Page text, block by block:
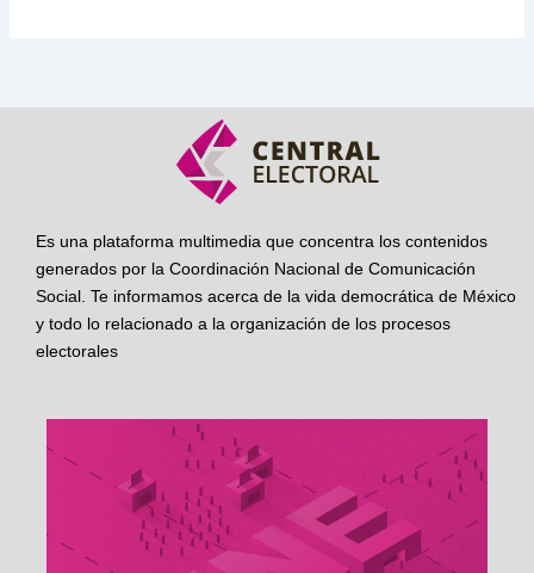
Es una plataforma multimedia que concentra los contenidos
generados por la Coordinación Nacional de Comunicación
Social. Te informamos acerca de la vida democrática de México
y todo lo relacionado a la organización de los procesos
electorales